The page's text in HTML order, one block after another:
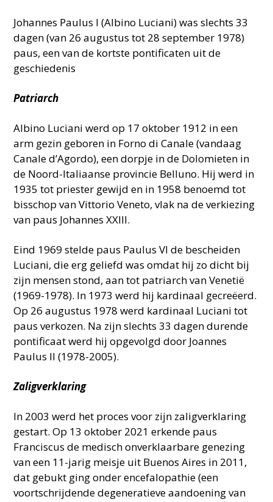
Johannes Paulus I (Albino Luciani) was slechts 33
dagen (van 26 augustus tot 28 september 1978)
paus, een van de kortste pontificaten uit de
geschiedenis
Patriarch
Albino Luciani werd op 17 oktober 1912 in een
arm gezin geboren in Forno di Canale (vandaag
Canale d’Agordo), een dorpje in de Dolomieten in
de Noord-Italiaanse provincie Belluno. Hij werd in
1935 tot priester gewijd en in 1958 benoemd tot
bisschop van Vittorio Veneto, vlak na de verkiezing
van paus Johannes XXIII.
Eind 1969 stelde paus Paulus VI de bescheiden
Luciani, die erg geliefd was omdat hij zo dicht bij
zijn mensen stond, aan tot patriarch van Venetië
(1969-1978). In 1973 werd hij kardinaal gecreëerd.
Op 26 augustus 1978 werd kardinaal Luciani tot
paus verkozen. Na zijn slechts 33 dagen durende
pontificaat werd hij opgevolgd door Joannes
Paulus II (1978-2005).
Zaligverklaring
In 2003 werd het proces voor zijn zaligverklaring
gestart. Op 13 oktober 2021 erkende paus
Franciscus de medisch onverklaarbare genezing
van een 11-jarig meisje uit Buenos Aires in 2011,
dat gebukt ging onder encefalopathie (een
voortschrijdende degeneratieve aandoening van